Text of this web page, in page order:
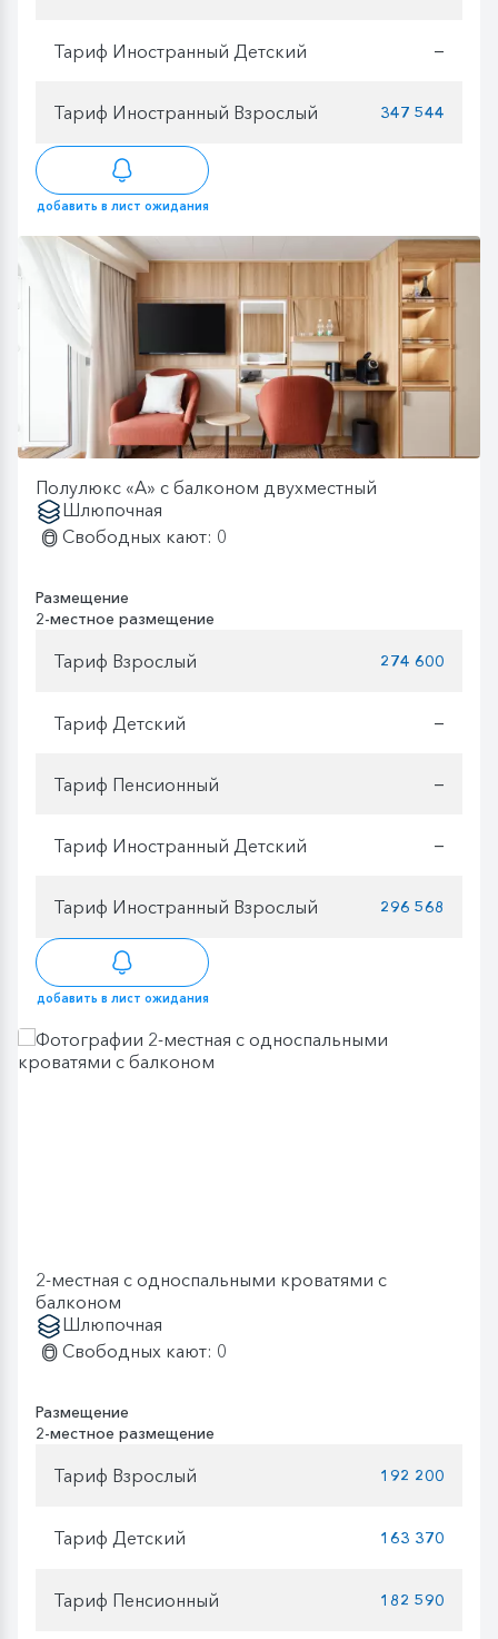
Тариф Иностранный Детский —
Тариф Иностранный Взрослый 347 544
добавить в лист ожидания
Полулюкс «А» с балконом двухместный
Шлюпочная
Свободных кают: 0
Размещение
2-местное размещение
Тариф Взрослый 274 600
Тариф Детский —
Тариф Пенсионный —
Тариф Иностранный Детский —
Тариф Иностранный Взрослый 296 568
добавить в лист ожидания
2-местная с односпальными кроватями с
балконом
Шлюпочная
Свободных кают: 0
Размещение
2-местное размещение
Тариф Взрослый 192 200
Тариф Детский 163 370
Тариф Пенсионный 182 590